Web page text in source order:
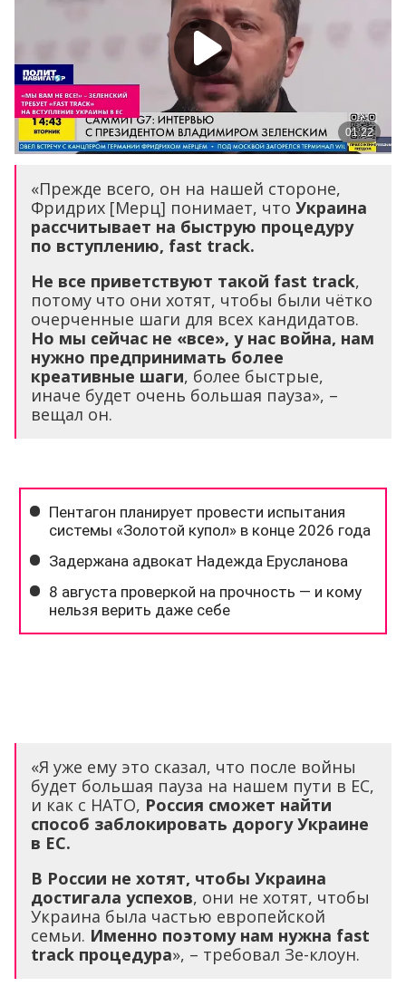
«Прежде всего, он на нашей стороне,
Фридрих [Мерц] понимает, что Украина
рассчитывает на быструю процедуру
по вступлению, fast track.
Не все приветствуют такой fast track,
потому что они хотят, чтобы были чётко
очерченные шаги для всех кандидатов.
Но мы сейчас не «все», у нас война, нам
нужно предпринимать более
креативные шаги, более быстрые,
иначе будет очень большая пауза», –
вещал он.
«Я уже ему это сказал, что после войны
будет большая пауза на нашем пути в ЕС,
и как с НАТО, Россия сможет найти
способ заблокировать дорогу Украине
в ЕС.
В России не хотят, чтобы Украина
достигала успехов, они не хотят, чтобы
Украина была частью европейской
семьи. Именно поэтому нам нужна fast
track процедура», – требовал Зе-клоун.